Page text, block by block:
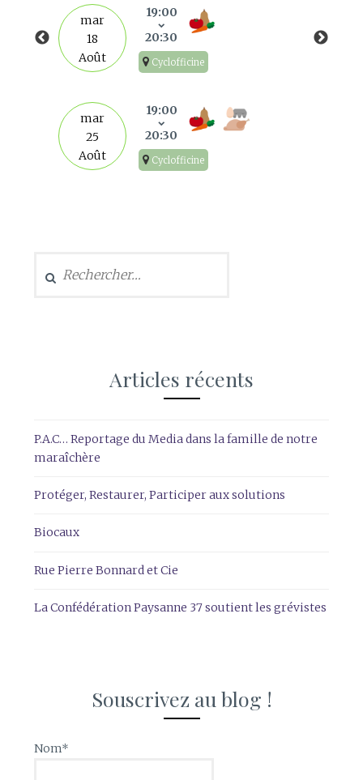
mar
18
Août
19:00
20:30
Cyclofficine
mar
25
Août
19:00
20:30
Cyclofficine
Articles récents
P.A.C… Reportage du Media dans la famille de notre
maraîchère
Protéger, Restaurer, Participer aux solutions
Biocaux
Rue Pierre Bonnard et Cie
La Confédération Paysanne 37 soutient les grévistes
Souscrivez au blog !
Nom*